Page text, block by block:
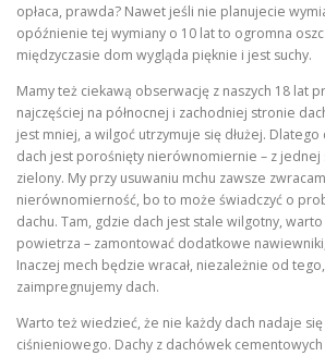
opłaca, prawda? Nawet jeśli nie planujecie
opóźnienie tej wymiany o 10 lat to ogromna
międzyczasie dom wygląda pięknie i jest suchy.
Mamy też ciekawą obserwację z naszych 18 lat
najczęściej na północnej i zachodniej stronie
jest mniej, a wilgoć utrzymuje się dłużej. Dlatego
dach jest porośnięty nierównomiernie – z jednej
zielony. My przy usuwaniu mchu zawsze
nierównomierność, bo to może świadczyć o
dachu. Tam, gdzie dach jest stale wilgotny,
powietrza – zamontować dodatkowe
Inaczej mech będzie wracał, niezależnie od
zaimpregnujemy dach.
Warto też wiedzieć, że nie każdy dach nadaje
ciśnieniowego. Dachy z dachówek